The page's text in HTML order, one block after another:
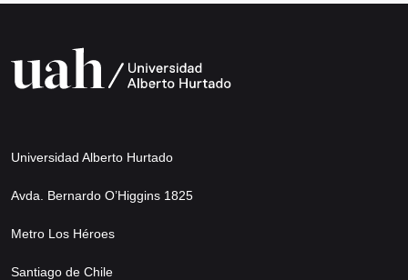
Universidad Alberto Hurtado
Avda. Bernardo O’Higgins 1825
Metro Los Héroes
Santiago de Chile